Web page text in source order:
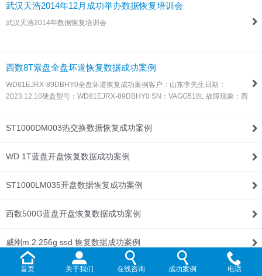
武汉天浩2014年12月成功举办数据恢复培训会
武汉天浩2014年数据恢复培训会
西数8T紫盘全盘坏道恢复数据成功案例
WD81EJRX-89DBHY0全盘坏道恢复成功案例客户：山东李先生日期：
2023.12.10硬盘型号：WD81EJRX-89DBHY0 SN：VAGG518L 故障现象：西
ST1000DM003热交换数据恢复成功案例
WD 1T蓝盘开盘恢复数据成功案例
ST1000LM035开盘数据恢复成功案例
西数500G蓝盘开盘恢复数据成功案例
威刚m.2 256g ssd 恢复数据成功案例
WD Elements 1T开盘恢复数据成功案例
首页 关于我们 在线咨询 成功案例 电话
在线留言